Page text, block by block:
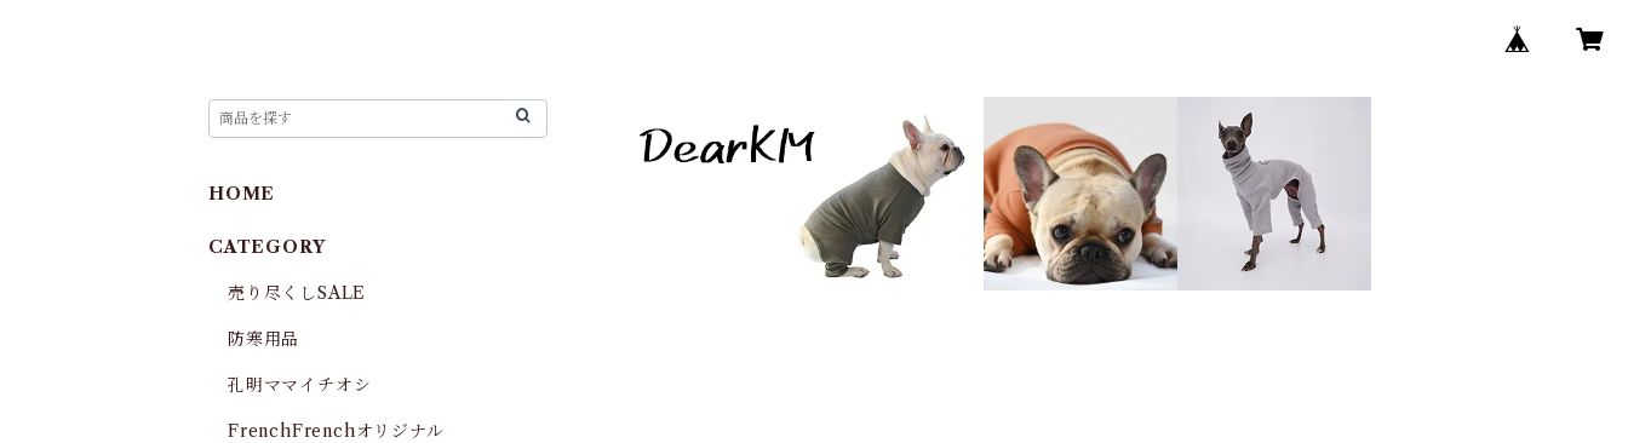
HOME
CATEGORY
売り尽くしSALE
防寒用品
孔明ママイチオシ
FrenchFrenchオリジナル